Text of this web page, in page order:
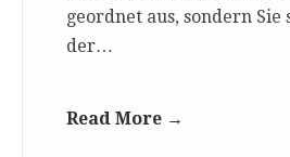
geordnet aus, sondern Sie
der…
Read More →